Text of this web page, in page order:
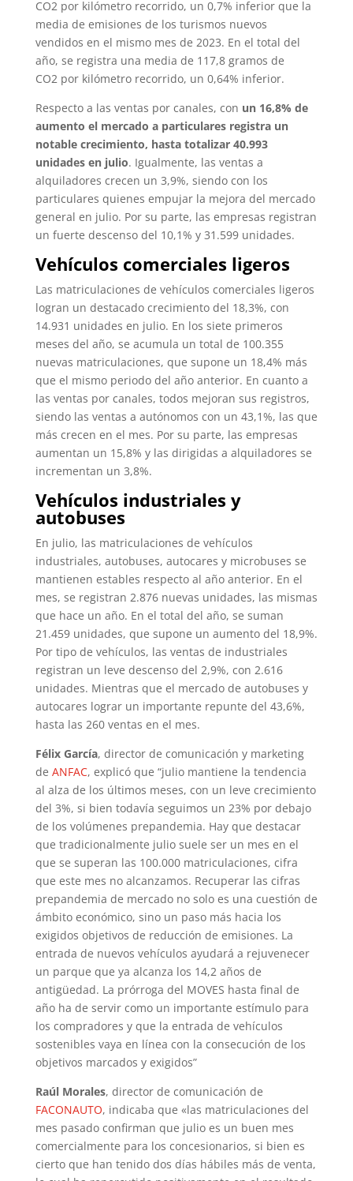
CO2 por kilómetro recorrido, un 0,7% inferior que la
media de emisiones de los turismos nuevos
vendidos en el mismo mes de 2023. En el total del
año, se registra una media de 117,8 gramos de
CO2 por kilómetro recorrido, un 0,64% inferior.
Respecto a las ventas por canales, con un 16,8% de
aumento el mercado a particulares registra un
notable crecimiento, hasta totalizar 40.993
unidades en julio. Igualmente, las ventas a
alquiladores crecen un 3,9%, siendo con los
particulares quienes empujar la mejora del mercado
general en julio. Por su parte, las empresas registran
un fuerte descenso del 10,1% y 31.599 unidades.
Vehículos comerciales ligeros
Las matriculaciones de vehículos comerciales ligeros
logran un destacado crecimiento del 18,3%, con
14.931 unidades en julio. En los siete primeros
meses del año, se acumula un total de 100.355
nuevas matriculaciones, que supone un 18,4% más
que el mismo periodo del año anterior. En cuanto a
las ventas por canales, todos mejoran sus registros,
siendo las ventas a autónomos con un 43,1%, las que
más crecen en el mes. Por su parte, las empresas
aumentan un 15,8% y las dirigidas a alquiladores se
incrementan un 3,8%.
Vehículos industriales y
autobuses
En julio, las matriculaciones de vehículos
industriales, autobuses, autocares y microbuses se
mantienen estables respecto al año anterior. En el
mes, se registran 2.876 nuevas unidades, las mismas
que hace un año. En el total del año, se suman
21.459 unidades, que supone un aumento del 18,9%.
Por tipo de vehículos, las ventas de industriales
registran un leve descenso del 2,9%, con 2.616
unidades. Mientras que el mercado de autobuses y
autocares lograr un importante repunte del 43,6%,
hasta las 260 ventas en el mes.
Félix García, director de comunicación y marketing
de ANFAC, explicó que “julio mantiene la tendencia
al alza de los últimos meses, con un leve crecimiento
del 3%, si bien todavía seguimos un 23% por debajo
de los volúmenes prepandemia. Hay que destacar
que tradicionalmente julio suele ser un mes en el
que se superan las 100.000 matriculaciones, cifra
que este mes no alcanzamos. Recuperar las cifras
prepandemia de mercado no solo es una cuestión de
ámbito económico, sino un paso más hacia los
exigidos objetivos de reducción de emisiones. La
entrada de nuevos vehículos ayudará a rejuvenecer
un parque que ya alcanza los 14,2 años de
antigüedad. La prórroga del MOVES hasta final de
año ha de servir como un importante estímulo para
los compradores y que la entrada de vehículos
sostenibles vaya en línea con la consecución de los
objetivos marcados y exigidos”
Raúl Morales, director de comunicación de
FACONAUTO, indicaba que «las matriculaciones del
mes pasado confirman que julio es un buen mes
comercialmente para los concesionarios, si bien es
cierto que han tenido dos días hábiles más de venta,